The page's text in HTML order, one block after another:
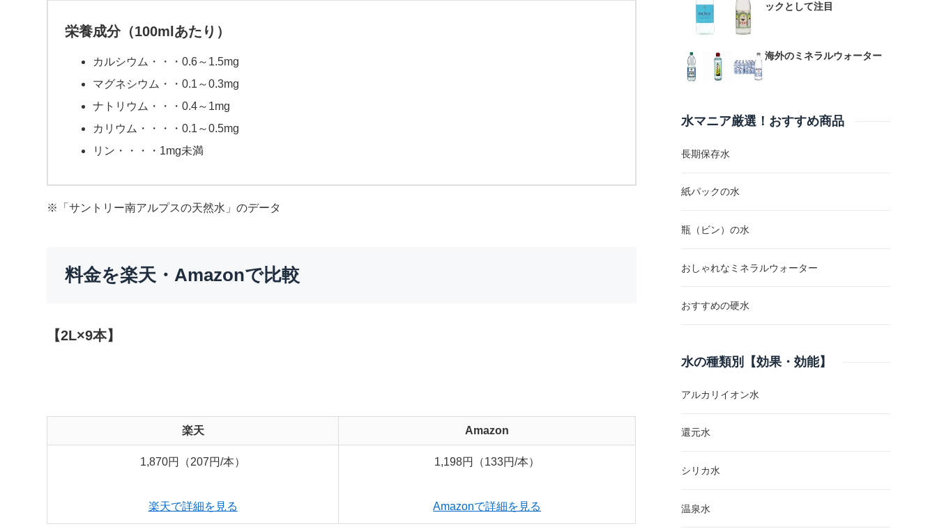
栄養成分（100mlあたり）
カルシウム・・・0.6～1.5mg
マグネシウム・・0.1～0.3mg
ナトリウム・・・0.4～1mg
カリウム・・・・0.1～0.5mg
リン・・・・1mg未満
※「サントリー南アルプスの天然水」のデータ
料金を楽天・Amazonで比較
【2L×9本】
楽天 Amazon
1,870円（207円/本）
楽天で詳細を見る
1,198円（133円/本）
Amazonで詳細を見る
ックとして注目
海外のミネラルウォーター
水マニア厳選！おすすめ商品
長期保存水
紙パックの水
瓶（ビン）の水
おしゃれなミネラルウォーター
おすすめの硬水
水の種類別【効果・効能】
アルカリイオン水
還元水
シリカ水
温泉水